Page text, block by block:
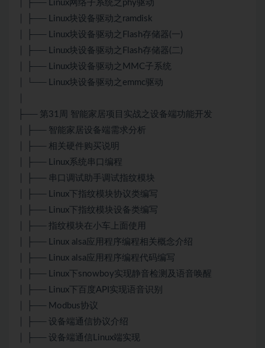
│ ├── Linux网络子系统之phy驱动
│ ├── Linux块设备驱动之ramdisk
│ ├── Linux块设备驱动之Flash存储器(一)
│ ├── Linux块设备驱动之Flash存储器(二)
│ ├── Linux块设备驱动之MMC子系统
│ └── Linux块设备驱动之emmc驱动
├── 第31周 智能家居项目实战之设备端功能开发
│ ├── 智能家居设备端需求分析
│ ├── 相关硬件购买说明
│ ├── Linux系统串口编程
│ ├── 串口调试助手调试指纹模块
│ ├── Linux下指纹模块协议类编写
│ ├── Linux下指纹模块设备类编写
│ ├── 指纹模块在小车上面使用
│ ├── Linux alsa应用程序编程相关概念介绍
│ ├── Linux alsa应用程序编程代码编写
│ ├── Linux下snowboy实现静音检测及语音唤醒
│ ├── Linux下百度API实现语音识别
│ ├── Modbus协议
│ ├── 设备端通信协议介绍
│ ├── 设备端通信Linux端实现